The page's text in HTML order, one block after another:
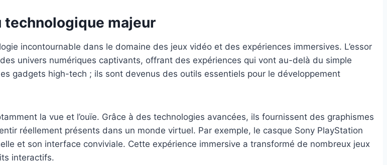
technologique majeur
incontournable dans le domaine des jeux vidéo et des expériences immersives. L’essor
univers numériques captivants, offrant des expériences qui vont au-delà du simple
gadgets high-tech ; ils sont devenus des outils essentiels pour le développement
la vue et l’ouïe. Grâce à des technologies avancées, ils fournissent des graphismes
réellement présents dans un monde virtuel. Par exemple, le casque Sony PlayStation
et son interface conviviale. Cette expérience immersive a transformé de nombreux jeux
interactifs.